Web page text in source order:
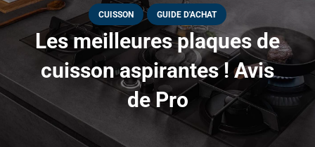
CUISSON GUIDE D'ACHAT
Les meilleures plaques de
cuisson aspirantes ! Avis
de Pro